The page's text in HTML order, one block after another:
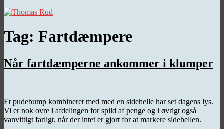
Tag: Fartdæmpere
Når fartdæmperne ankommer i klumper
Et pudebump kombineret med med en sidehelle har set dagens lys.
Vi er nok ovre i afdelingen for spild af penge og i øvrigt også
vanvittigt farligt, når der intet er gjort for at markere sidehellen.